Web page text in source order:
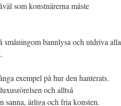
som konstnärerna måste
bannlysa och utdriva alla
exempel på hur den hanterats.
och alltså
sanna, ärliga och fria konsten.